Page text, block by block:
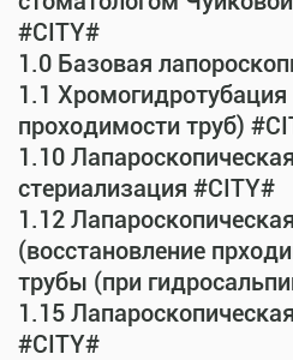
#CITY#
1.0 Базовая
1.1 Хромогидротубация
проходимости труб)
1.10
стериализация #CITY#
1.12
(восстановление
трубы (при
1.15
#CITY#